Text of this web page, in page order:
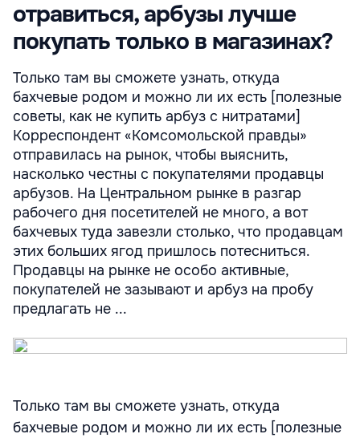
отравиться, арбузы лучше
покупать только в магазинах?
Только там вы сможете узнать, откуда
бахчевые родом и можно ли их есть [полезные
советы, как не купить арбуз с нитратами]
Корреспондент «Комсомольской правды»
отправилась на рынок, чтобы выяснить,
насколько честны с покупателями продавцы
арбузов. На Центральном рынке в разгар
рабочего дня посетителей не много, а вот
бахчевых туда завезли столько, что продавцам
этих больших ягод пришлось потесниться.
Продавцы на рынке не особо активные,
покупателей не зазывают и арбуз на пробу
предлагать не ...
Только там вы сможете узнать, откуда
бахчевые родом и можно ли их есть [полезные